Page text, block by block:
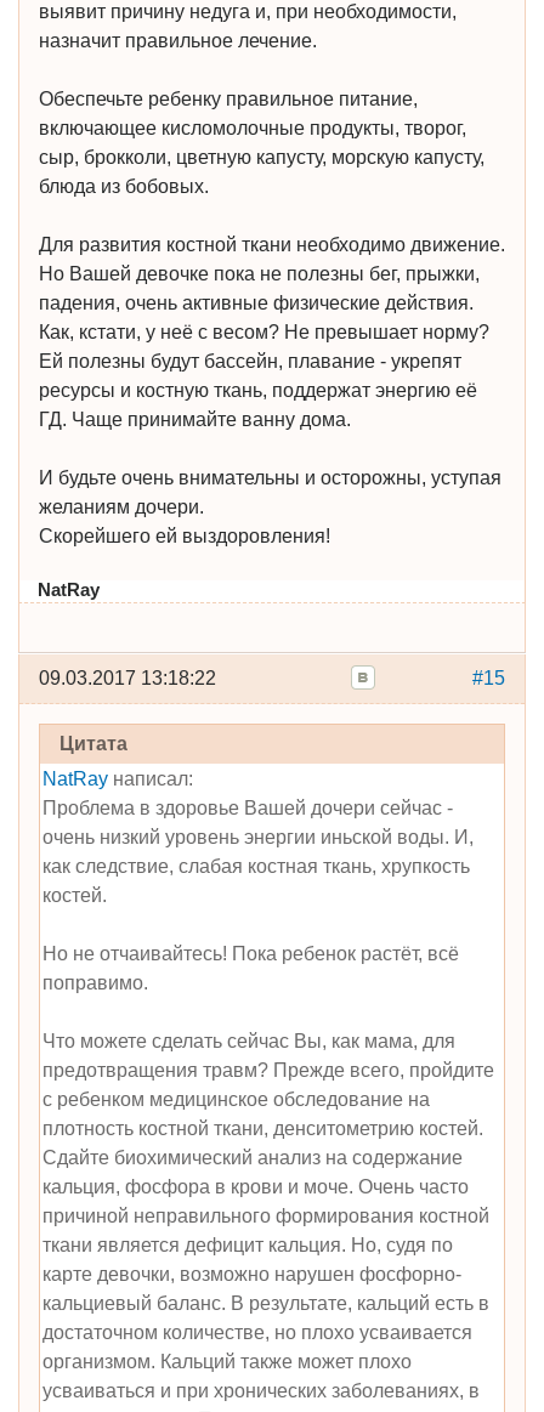
выявит причину недуга и, при необходимости,
назначит правильное лечение.
Обеспечьте ребенку правильное питание,
включающее кисломолочные продукты, творог,
сыр, брокколи, цветную капусту, морскую капусту,
блюда из бобовых.
Для развития костной ткани необходимо движение.
Но Вашей девочке пока не полезны бег, прыжки,
падения, очень активные физические действия.
Как, кстати, у неё с весом? Не превышает норму?
Ей полезны будут бассейн, плавание - укрепят
ресурсы и костную ткань, поддержат энергию её
ГД. Чаще принимайте ванну дома.
И будьте очень внимательны и осторожны, уступая
желаниям дочери.
Скорейшего ей выздоровления!
NatRay
#15
09.03.2017 13:18:22
Цитата
NatRayнаписал:
Проблема в здоровье Вашей дочери сейчас -
очень низкий уровень энергии иньской воды. И,
как следствие, слабая костная ткань, хрупкость
костей.
Но не отчаивайтесь! Пока ребенок растёт, всё
поправимо.
Что можете сделать сейчас Вы, как мама, для
предотвращения травм? Прежде всего, пройдите
с ребенком медицинское обследование на
плотность костной ткани, денситометрию костей.
Сдайте биохимический анализ на содержание
кальция, фосфора в крови и моче. Очень часто
причиной неправильного формирования костной
ткани является дефицит кальция. Но, судя по
карте девочки, возможно нарушен фосфорно-
кальциевый баланс. В результате, кальций есть в
достаточном количестве, но плохо усваивается
организмом. Кальций также может плохо
усваиваться и при хронических заболеваниях, в